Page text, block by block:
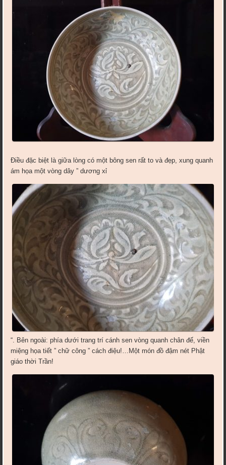
Điều đặc biệt là giữa lòng có một bông sen rất to và đẹp, xung quanh
ám họa một vòng dây ” dương xỉ
“. Bên ngoài: phía dưới trang trí cánh sen vòng quanh chân đế, viền
miệng họa tiết ” chữ công ” cách điệu!…Một món đồ đậm nét Phật
giáo thời Trần!